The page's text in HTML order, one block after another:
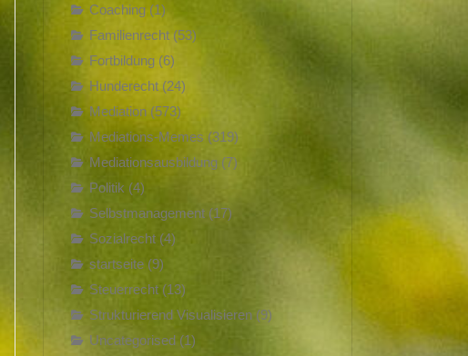
Coaching (1)
Familienrecht (53)
Fortbildung (6)
Hunderecht (24)
Mediation (573)
Mediations-Memes (319)
Mediationsausbildung (7)
Politik (4)
Selbstmanagement (17)
Sozialrecht (4)
startseite (9)
Steuerrecht (13)
Strukturierend Visualisieren (9)
Uncategorised (1)